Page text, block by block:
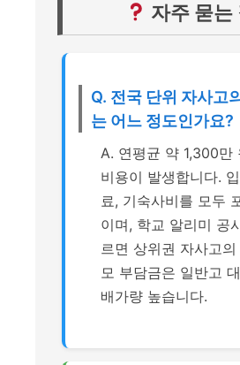
자주 묻는
Q. 전국 단위 자사고
는 어느 정도인가요?
A. 연평균 약 1,300만
비용이 발생합니다.
료, 기숙사비를 모두
이며, 학교 알리미 공
르면 상위권 자사고의
모 부담금은 일반고
배가량 높습니다.